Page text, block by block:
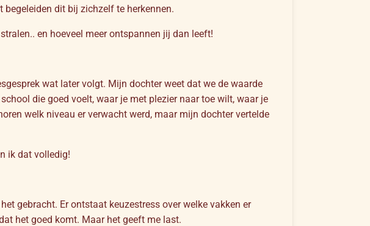
begeleiden dit bij zichzelf te herkennen.
en hoeveel meer ontspannen jij dan leeft!
wat later volgt. Mijn dochter weet dat we de waarde
die goed voelt, waar je met plezier naar toe wilt, waar je
welk niveau er verwacht werd, maar mijn dochter vertelde
ik dat volledig!
gebracht. Er ontstaat keuzestress over welke vakken er
het goed komt. Maar het geeft me last.